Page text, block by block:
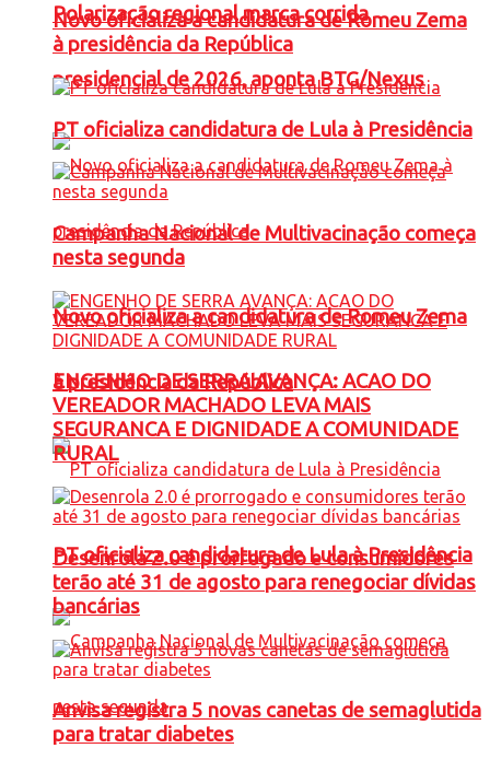
Polarização regional marca corrida
presidencial de 2026, aponta BTG/Nexus
Novo oficializa a candidatura de Romeu Zema
à presidência da República
PT oficializa candidatura de Lula à Presidência
Novo oficializa a candidatura de Romeu Zema
à presidência da República
PT oficializa candidatura de Lula à Presidência
Campanha Nacional de Multivacinação começa
nesta segunda
ENGENHO DE SERRA AVANÇA: ACAO DO
VEREADOR MACHADO LEVA MAIS
SEGURANCA E DIGNIDADE A COMUNIDADE
RURAL
Desenrola 2.0 é prorrogado e consumidores
terão até 31 de agosto para renegociar dívidas
bancárias
Anvisa registra 5 novas canetas de semaglutida
para tratar diabetes